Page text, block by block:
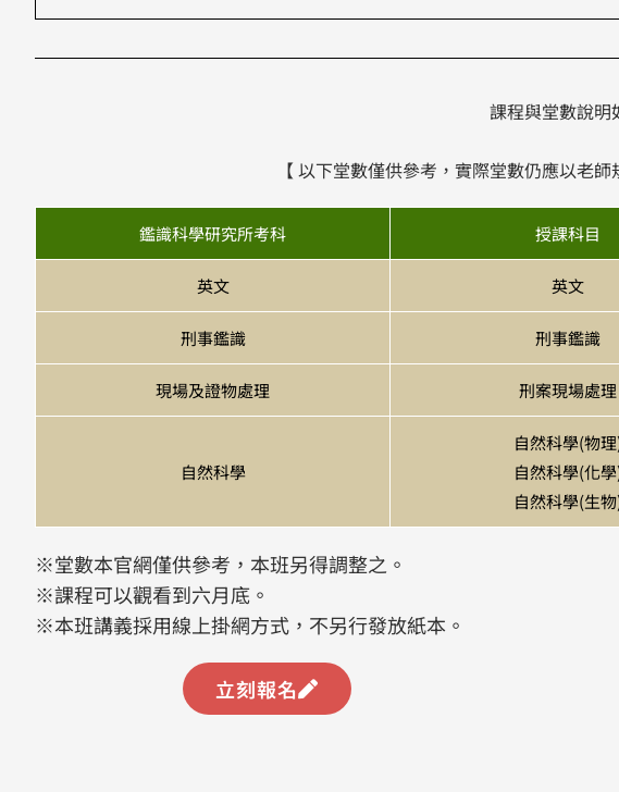
課程與堂數說明
【 以下堂數僅供參考，實際堂數仍應以老
鑑識科學研究所考科 授課科目
英文 英文
刑事鑑識 刑事鑑識
現場及證物處理 刑案現場處理
自然科學
自然科學(物
自然科學(化
自然科學(生
※堂數本官網僅供參考，本班另得調整之。
​※課程可以觀看到六月底。
※本班講義採用線上掛網方式，不另行發放紙本。
立刻報名